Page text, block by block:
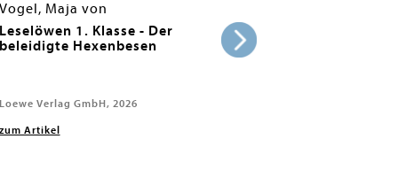
Maja von
1. Klasse - Der
Hexenbesen
Verlag GmbH, 2026
Artikel